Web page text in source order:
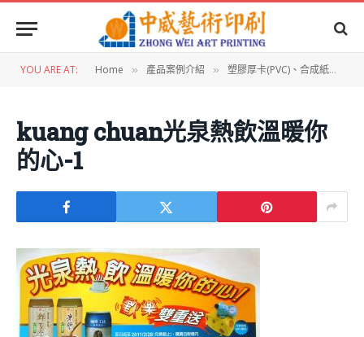
YOU ARE AT: Home » 產品案例介紹 » 塑膠厚卡(PVC)、合成紙設計
kuang chuan光泉熱飲溫暖你
的心-1